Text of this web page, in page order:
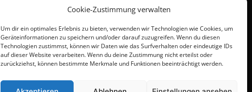
Cookie-Zustimmung verwalten
Um dir ein optimales Erlebnis zu bieten, verwenden wir Technologien wie Cookies, um
Geräteinformationen zu speichern und/oder darauf zuzugreifen. Wenn du diesen
Technologien zustimmst, können wir Daten wie das Surfverhalten oder eindeutige IDs
auf dieser Website verarbeiten. Wenn du deine Zustimmung nicht erteilst oder
zurückziehst, können bestimmte Merkmale und Funktionen beeinträchtigt werden.